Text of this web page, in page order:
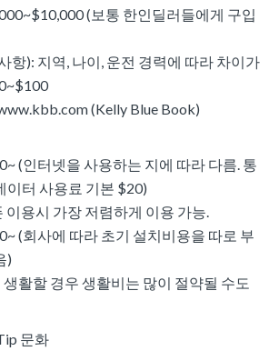
(보통 한인딜러들에게 구입
항): 지역, 나이, 운전 경력에 따라 차이가
(Kelly Blue Book)
(인터넷을 사용하는 지에 따라 다름. 통
이터 사용료 기본 $20)
이용시 가장 저렴하게 이용 가능.
(회사에 따라 초기 설치비용을 따로 부
)
활할 경우 생활비는 많이 절약될 수도
문화